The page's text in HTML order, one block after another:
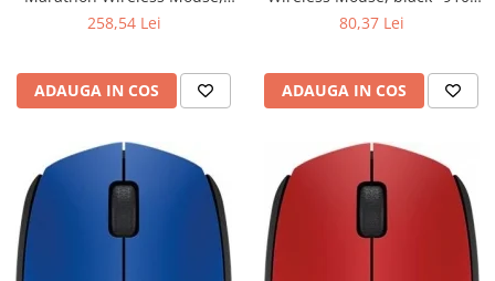
black "910-001949" (include
258,54 Lei
ADAUGA IN COS
80,37 Lei
ADAUGA IN COS